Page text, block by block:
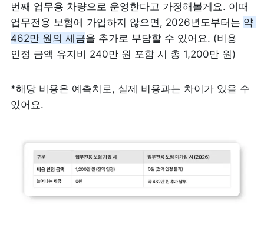
번째 업무용 차량으로 운영한다고 가정해볼게요. 이때
업무전용 보험에 가입하지 않으면, 2026년도부터는 약
462만 원의 세금을 추가로 부담할 수 있어요. (비용
인정 금액 유지비 240만 원 포함 시 총 1,200만 원)
*해당 비용은 예측치로, 실제 비용과는 차이가 있을 수
있어요.